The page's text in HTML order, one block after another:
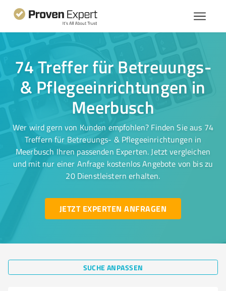
74 Treffer für Betreuungs-
& Pflegeeinrichtungen in
Meerbusch
Wer wird gern von Kunden empfohlen? Finden Sie aus 74
Treffern für Betreuungs- & Pflegeeinrichtungen in
Meerbusch Ihren passenden Experten. Jetzt vergleichen
und mit nur einer Anfrage kostenlos Angebote von bis zu
20 Dienstleistern erhalten.
JETZT EXPERTEN ANFRAGEN
SUCHE ANPASSEN